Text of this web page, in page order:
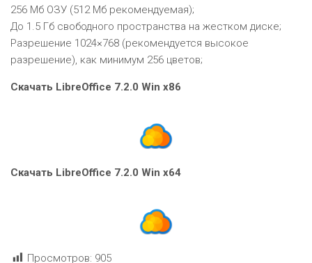
256 Мб ОЗУ (512 Мб рекомендуемая);
До 1.5 Гб свободного пространства на жестком диске;
Разрешение 1024×768 (рекомендуется высокое
разрешение), как минимум 256 цветов;
Скачать LibreOffice 7.2.0 Win x86
Скачать LibreOffice 7.2.0 Win x64
Просмотров: 905